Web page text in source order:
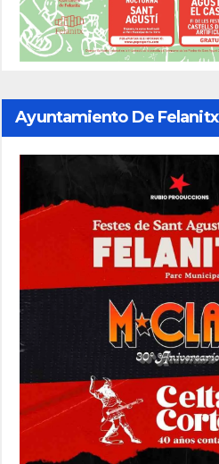
Ayuntamiento De Felanitx